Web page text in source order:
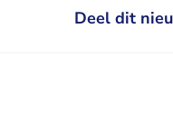
Deel dit